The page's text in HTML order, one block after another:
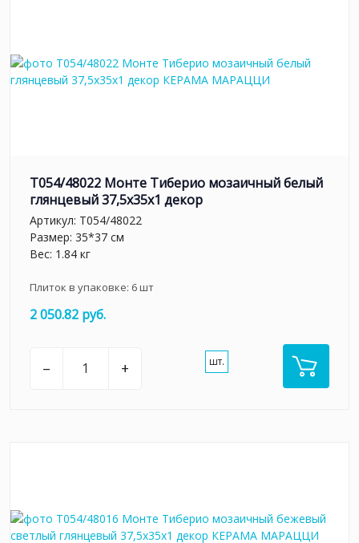
T054/48022 Монте Тиберио мозаичный белый
глянцевый 37,5x35x1 декор
Артикул: T054/48022
Размер: 35*37 см
Вес: 1.84 кг
Плиток в упаковке: 6шт
2 050.82 руб.
– + шт.